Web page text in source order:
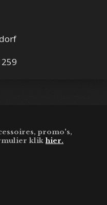
promo's,
klikhier.